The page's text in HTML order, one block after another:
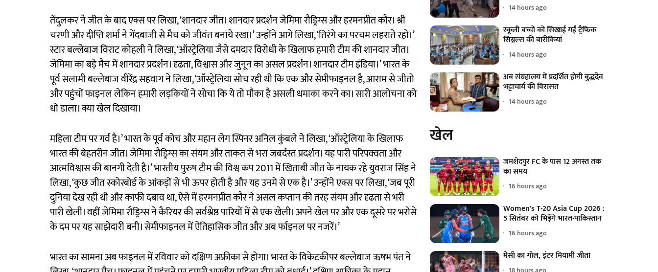
तेंदुलकर ने जीत के बाद एक्स पर लिखा, ‘शानदार जीत। शानदार प्रदर्शन जेमिमा रौड्रिग्स और हरमनप्रीत कौर। श्री
चरणी और दीप्ति शर्मा ने गेंदबाजी से मैच को जीवंत बनाये रखा।’ उन्होंने आगे लिखा, ‘तिरंगे का परचम लहराते रहो।’
स्टार बल्लेबाज विराट कोहली ने लिखा, ‘ऑस्ट्रेलिया जैसे दमदार विरोधी के खिलाफ हमारी टीम की शानदार जीत।
जेमिमा का बड़े मैच में शानदार प्रदर्शन। दृढता, विश्वास और जुनून का असल प्रदर्शन। शानदार टीम इंडिया।’ भारत के
पूर्व सलामी बल्लेबाज वीरेंद्र सहवाग ने लिखा, ‘ऑस्ट्रेलिया सोच रही थी कि एक और सेमीफाइनल है, आराम से जीतो
और पहुंचों फाइनल लेकिन हमारी लड़कियों ने सोचा कि ये तो मौका है असली धमाका करने का। सारी आलोचना को
धो डाला। क्या खेल दिखाया।
महिला टीम पर गर्व है।’ भारत के पूर्व कोच और महान लेग स्पिनर अनिल कुंबले ने लिखा, ‘ऑस्ट्रेलिया के खिलाफ
भारत की बेहतरीन जीत। जेमिमा रौड्रिग्स का संयम और ताकत से भरा जबर्दस्त प्रदर्शन। यह पारी परिपक्वता और
आत्मविश्वास की बानगी देती है।’ भारतीय पुरुष टीम की विश्व कप 2011 में खिताबी जीत के नायक रहे युवराज सिंह ने
लिखा, ‘कुछ जीत स्कोरबोर्ड के आंकड़ों से भी ऊपर होती है और यह उनमे से एक है।’ उन्होंने एक्स पर लिखा, ‘जब पूरी
दुनिया देख रही थी और काफी दबाव था, ऐसे में हरमनप्रीत कौर ने असल कप्तान की तरह संयम और दृढता से भरी
पारी खेली। वहीं जेमिमा रौड्रिग्स ने कैरियर की सर्वश्रेष्ठ पारियों में से एक खेली। अपने खेल पर और एक दूसरे पर भरोसे
के दम पर यह साझेदारी बनी। सेमीफाइनल में ऐतिहासिक जीत और अब र्फाइनल पर नजरें।’
भारत का सामना अब फाइनल में रविवार को दक्षिण अफ्रीका से होगा। भारत के विकेटकीपर बल्लेबाज ऋषभ पंत ने
14 hours ago
स्कूली बच्चों को सिखाई गईं ट्रैफिक
सिग्नल्स की बारीकियां
14 hours ago
अब संग्रहालय में प्रदर्शित होगी बुद्धदेव
भट्टाचार्य की विरासत
14 hours ago
खेल
जमशेदपुर FC के पास 12 अगस्त तक
का समय
16 hours ago
Women's T-20 Asia Cup 2026 :
5 सितंबर को भिड़ेंगे भारत-पाकिस्तान
16 hours ago
मेसी का गोल, इंटर मियामी जीता